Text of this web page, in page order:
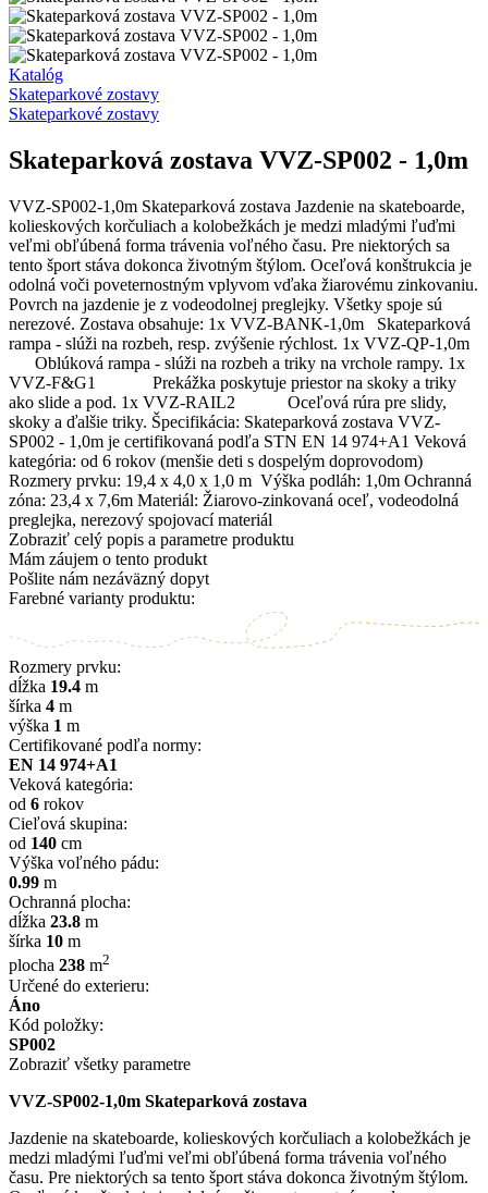
Katalóg
Skateparkové zostavy
Skateparkové zostavy
Skateparková zostava VVZ-SP002 - 1,0m
VVZ-SP002-1,0m Skateparková zostava Jazdenie na skateboarde,
kolieskových korčuliach a kolobežkách je medzi mladými ľuďmi
veľmi obľúbená forma trávenia voľného času. Pre niektorých sa
tento šport stáva dokonca životným štýlom. Oceľová konštrukcia je
odolná voči poveternostným vplyvom vďaka žiarovému zinkovaniu.
Povrch na jazdenie je z vodeodolnej preglejky. Všetky spoje sú
nerezové. Zostava obsahuje: 1x VVZ-BANK-1,0m Skateparková
rampa - slúži na rozbeh, resp. zvýšenie rýchlost. 1x VVZ-QP-1,0m
Oblúková rampa - slúži na rozbeh a triky na vrchole rampy. 1x
VVZ-F&G1 Prekážka poskytuje priestor na skoky a triky
ako slide a pod. 1x VVZ-RAIL2 Oceľová rúra pre slidy,
skoky a ďalšie triky. Špecifikácia: Skateparková zostava VVZ-
SP002 - 1,0m je certifikovaná podľa STN EN 14 974+A1 Veková
kategória: od 6 rokov (menšie deti s dospelým doprovodom)
Rozmery prvku: 19,4 x 4,0 x 1,0 m Výška podláh: 1,0m Ochranná
zóna: 23,4 x 7,6m Materiál: Žiarovo-zinkovaná oceľ, vodeodolná
preglejka, nerezový spojovací materiál
Zobraziť celý popis a parametre produktu
Mám záujem o tento produkt
Pošlite nám nezáväzný dopyt
Farebné varianty produktu:
Rozmery prvku:
dĺžka 19.4 m
šírka 4 m
výška 1 m
Certifikované podľa normy:
EN 14 974+A1
Veková kategória:
od 6 rokov
Cieľová skupina:
od 140 cm
Výška voľného pádu:
0.99 m
Ochranná plocha:
dĺžka 23.8 m
šírka 10 m
plocha 238 m2
Určené do exterieru:
Áno
Kód položky:
SP002
Zobraziť všetky parametre
VVZ-SP002-1,0m Skateparková zostava
Jazdenie na skateboarde, kolieskových korčuliach a kolobežkách je
medzi mladými ľuďmi veľmi obľúbená forma trávenia voľného
času. Pre niektorých sa tento šport stáva dokonca životným štýlom.